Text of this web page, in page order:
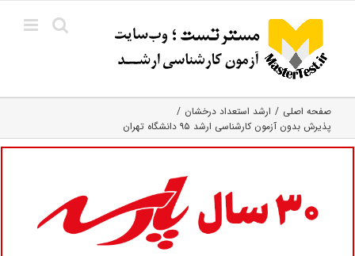
content
صفحه اصلی
ارشد استعداد درخشان
پذیرش بدون آزمون کارشناسی ارشد ۹۵ دانشگاه تهران